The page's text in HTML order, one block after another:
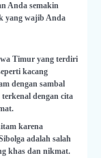
Anda semakin
yang wajib Anda
Timur yang terdiri
kacang
dengan sambal
dengan cita
karena
adalah salah
khas dan nikmat.